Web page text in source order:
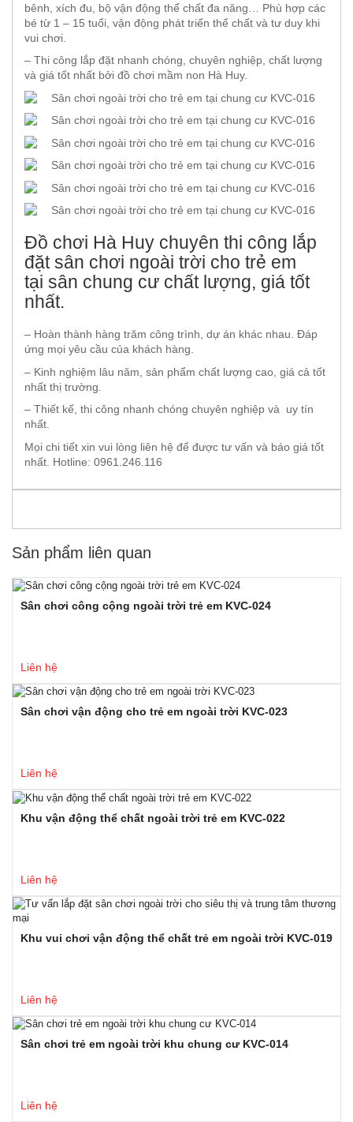
bênh, xích đu, bộ vận động thể chất đa năng… Phù hợp các
bé từ 1 – 15 tuổi, vận động phát triển thể chất và tư duy khi
vui chơi.
– Thi công lắp đặt nhanh chóng, chuyên nghiệp, chất lượng
và giá tốt nhất bởi đồ chơi mầm non Hà Huy.
Đồ chơi Hà Huy chuyên thi công lắp
đặt sân chơi ngoài trời cho trẻ em
tại sân chung cư chất lượng, giá tốt
nhất.
– Hoàn thành hàng trăm công trình, dự án khác nhau. Đáp
ứng mọi yêu cầu của khách hàng.
– Kinh nghiệm lâu năm, sản phẩm chất lượng cao, giá cả tốt
nhất thị trường.
– Thiết kế, thi công nhanh chóng chuyên nghiệp và uy tín
nhất.
Mọi chi tiết xin vui lòng liên hệ để được tư vấn và báo giá tốt
nhất. Hotline: 0961.246.116
Sản phẩm liên quan
Sân chơi công cộng ngoài trời trẻ em KVC-024
Liên hệ
Sân chơi vận động cho trẻ em ngoài trời KVC-023
Liên hệ
Khu vận động thể chất ngoài trời trẻ em KVC-022
Liên hệ
Khu vui chơi vận động thể chất trẻ em ngoài trời KVC-019
Liên hệ
Sân chơi trẻ em ngoài trời khu chung cư KVC-014
Liên hệ